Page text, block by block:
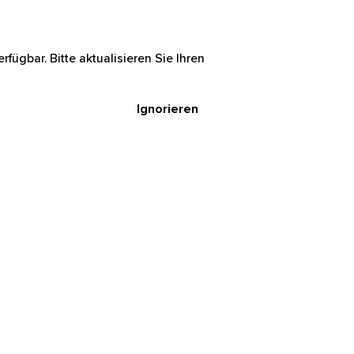
Bitte aktualisieren Sie Ihren
Ignorieren